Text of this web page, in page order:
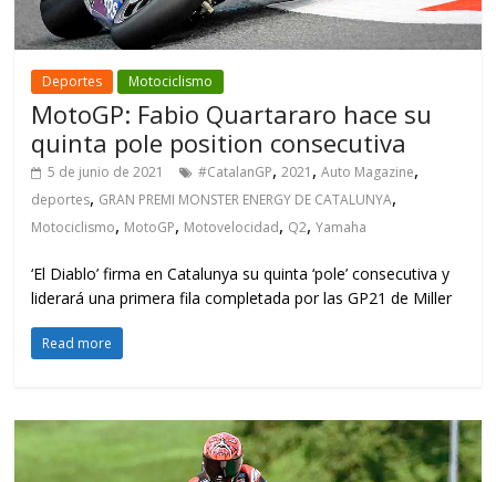
Deportes Motociclismo
MotoGP: Fabio Quartararo hace su
quinta pole position consecutiva
5 de junio de 2021 #CatalanGP,2021 ,Auto Magazine,
deportes, GRAN PREMI MONSTER ENERGY DE CATALUNYA,
Motociclismo, MotoGP, Motovelocidad, Q2,Yamaha
‘El Diablo’ firma en Catalunya su quinta ‘pole’ consecutiva y
liderará una primera fila completada por las GP21 de Miller
Read more